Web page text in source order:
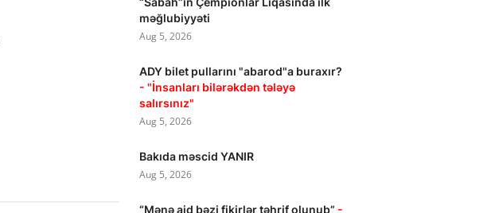
məğlubiyyəti
Aug 5, 2026
ADY bilet pullarını "abarod"a buraxır?
- "İnsanları bilərəkdən tələyə
salırsınız"
Aug 5, 2026
Bakıda məscid YANIR
Aug 5, 2026
“Mənə aid bəzi fikirlər təhrif olunub” -